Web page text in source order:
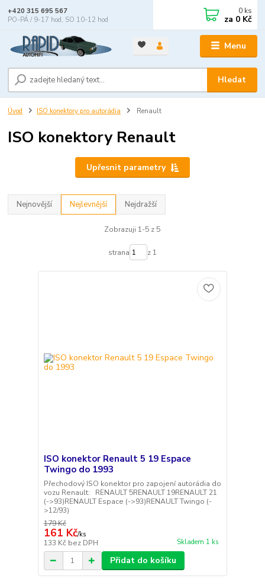
Menu
Hledat
+420 315 695 567
PO-PÁ / 9-17 hod, SO 10-12 hod
0 ks
za 0 Kč
Úvod ISO konektory pro autorádia Renault
ISO konektory Renault
Upřesnit parametry
Nejnovější Nejlevnější Nejdražší
Zobrazuji 1-5 z 5
strana z 1
ISO konektor Renault 5 19 Espace
Twingo do 1993
Přechodový ISO konektor pro zapojení autorádia do
vozu Renault: RENAULT 5RENAULT 19RENAULT 21
(->93)RENAULT Espace (->93)RENAULT Twingo (-
>12/93)
179 Kč
161 Kč/ks
133 Kč bez DPH Skladem 1 ks
Přidat do košíku